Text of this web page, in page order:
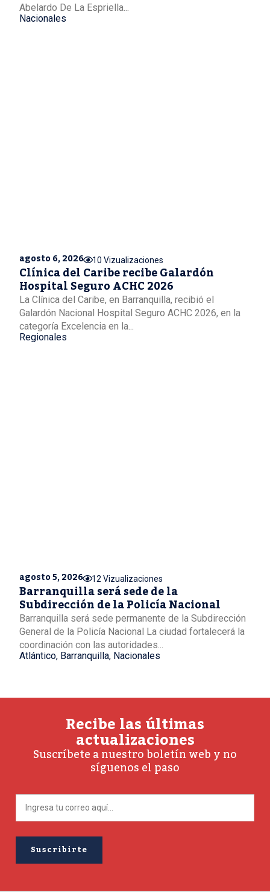
Abelardo De La Espriella...
Nacionales
agosto 6, 2026 10 Vizualizaciones
Clínica del Caribe recibe Galardón
Hospital Seguro ACHC 2026
La Clínica del Caribe, en Barranquilla, recibió el
Galardón Nacional Hospital Seguro ACHC 2026, en la
categoría Excelencia en la...
Regionales
agosto 5, 2026 12 Vizualizaciones
Barranquilla será sede de la
Subdirección de la Policía Nacional
Barranquilla será sede permanente de la Subdirección
General de la Policía Nacional La ciudad fortalecerá la
coordinación con las autoridades...
Atlántico, Barranquilla, Nacionales
Recibe las últimas
actualizaciones
Suscríbete a nuestro boletín web y no
síguenos el paso